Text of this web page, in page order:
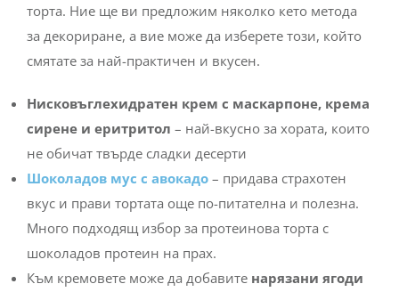
торта. Ние ще ви предложим няколко кето метода
за декориране, а вие може да изберете този, който
смятате за най-практичен и вкусен.
Нисковъглехидратен крем с маскарпоне, крема
сирене и еритритол – най-вкусно за хората, които
не обичат твърде сладки десерти
Шоколадов мус с авокадо– придава страхотен
вкус и прави тортата още по-питателна и полезна.
Много подходящ избор за протеинова торта с
шоколадов протеин на прах.
Към кремовете може да добавите нарязани ягоди